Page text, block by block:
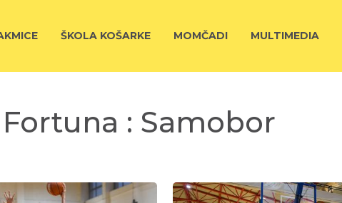
ŠKOLA KOŠARKE MOMČADI MULTIMEDIA
: Samobor